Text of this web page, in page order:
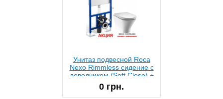
Унитаз подвесной Roca
Nexo Rimmless сидение с
доводчиком (Soft Close) +
Инсталляция Roca Pro
0 грн.